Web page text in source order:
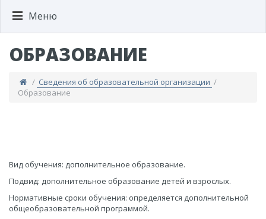
Меню
ОБРАЗОВАНИЕ
/ Сведения об образовательной организации /
Образование
Вид обучения: дополнительное образование.
Подвид: дополнительное образование детей и взрослых.
Нормативные сроки обучения: определяется дополнительной
общеобразовательной программой.